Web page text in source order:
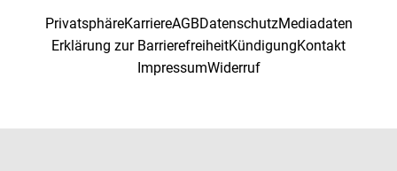
PrivatsphäreKarriereAGBDatenschutzMediadaten
Erklärung zur BarrierefreiheitKündigungKontakt
ImpressumWiderruf